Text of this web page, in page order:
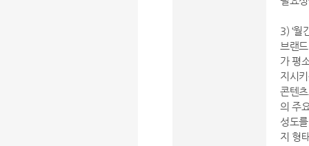
3) ‘월
브랜
가 평
지시
콘텐
의 주
성도
지 형